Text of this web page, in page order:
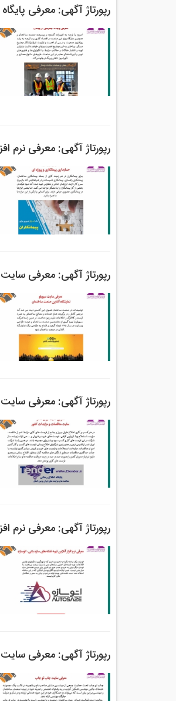
رپورتاژ آگهی: معرفی
رپورتاژ آگهی: معرفی نرم
رپورتاژ آگهی: معرفی
رپورتاژ آگهی: معرفی
رپورتاژ آگهی: معرفی نرم
رپورتاژ آگهی: معرفی